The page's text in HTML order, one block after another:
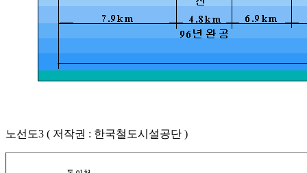
노선도3 ( 저작권 : 한국철도시설공단 )